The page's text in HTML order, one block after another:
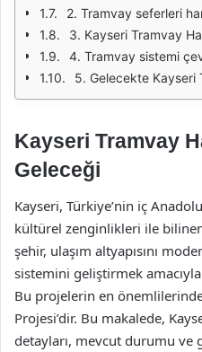
2. Tramvay seferleri
3. Kayseri Tramvay
4. Tramvay sistemi
5. Gelecekte Kayseri Tramvay
Kayseri Tramvay
Geleceği
Kayseri, Türkiye’nin iç
kültürel zenginlikleri ile
şehir, ulaşım altyapısını
sistemini geliştirmek
Bu projelerin en
Projesi’dir. Bu makalede,
detayları, mevcut durumu ve